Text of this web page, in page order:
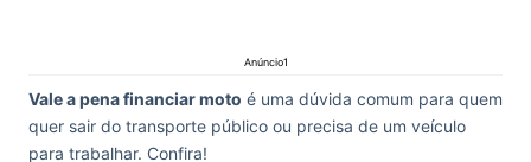
Anúncio1
Vale a pena financiar moto é uma dúvida comum para quem
quer sair do transporte público ou precisa de um veículo
para trabalhar. Confira!